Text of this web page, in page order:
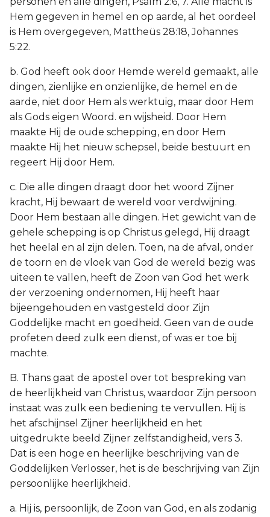
Hem gegeven in hemel en op aarde, al het oordeel
is Hem overgegeven, Mattheüs 28:18, Johannes
5:22.
b. God heeft ook door Hemde wereld gemaakt, alle
dingen, zienlijke en onzienlijke, de hemel en de
aarde, niet door Hem als werktuig, maar door Hem
als Gods eigen Woord. en wijsheid. Door Hem
maakte Hij de oude schepping, en door Hem
maakte Hij het nieuw schepsel, beide bestuurt en
regeert Hij door Hem.
c. Die alle dingen draagt door het woord Zijner
kracht, Hij bewaart de wereld voor verdwijning.
Door Hem bestaan alle dingen. Het gewicht van de
gehele schepping is op Christus gelegd, Hij draagt
het heelal en al zijn delen. Toen, na de afval, onder
de toorn en de vloek van God de wereld bezig was
uiteen te vallen, heeft de Zoon van God het werk
der verzoening ondernomen, Hij heeft haar
bijeengehouden en vastgesteld door Zijn
Goddelijke macht en goedheid. Geen van de oude
profeten deed zulk een dienst, of was er toe bij
machte.
B. Thans gaat de apostel over tot bespreking van
de heerlijkheid van Christus, waardoor Zijn persoon
instaat was zulk een bediening te vervullen. Hij is
het afschijnsel Zijner heerlijkheid en het
uitgedrukte beeld Zijner zelfstandigheid, vers 3.
Dat is een hoge en heerlijke beschrijving van de
Goddelijken Verlosser, het is de beschrijving van Zijn
persoonlijke heerlijkheid.
a. Hij is, persoonlijk, de Zoon van God, en als zodanig